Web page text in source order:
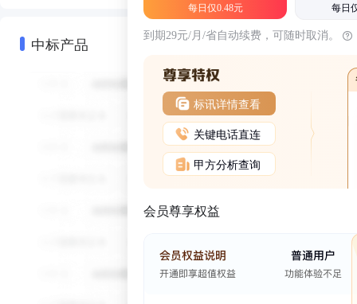
中标产品
每日仅0.48元 每日
到期29元/月/省自动续费，可随时取消。
标讯详情查看
关键电话直连
甲方分析查询
会员尊享权益